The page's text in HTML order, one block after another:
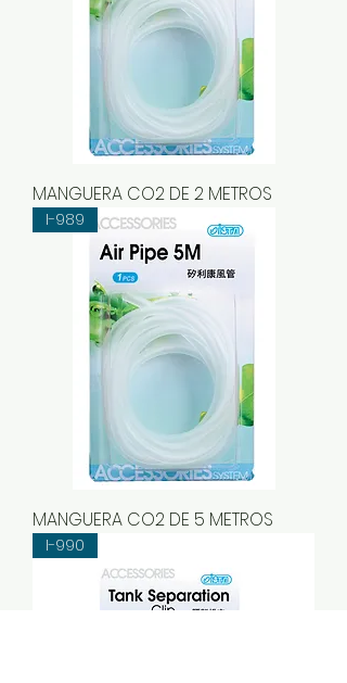
MANGUERA CO2 DE 2 METROS
I-989
MANGUERA CO2 DE 5 METROS
I-990